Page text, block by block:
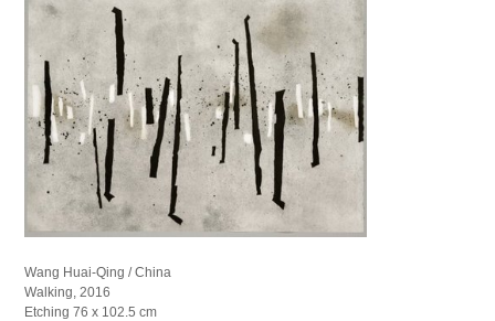
Wang Huai-Qing / China
Walking, 2016
Etching 76 x 102.5 cm